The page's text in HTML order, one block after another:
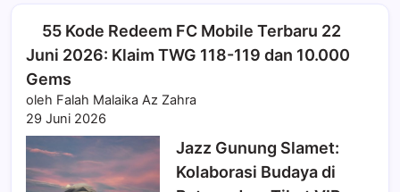
55 Kode Redeem FC Mobile Terbaru 22
Juni 2026: Klaim TWG 118-119 dan 10.000
Gems
oleh Falah Malaika Az Zahra
29 Juni 2026
Jazz Gunung Slamet:
Kolaborasi Budaya di